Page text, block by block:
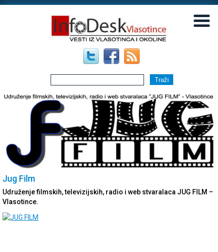
Jug Film
Udruženje filmskih, televizijskih, radio i web stvaralaca JUG FILM –
Vlasotince.